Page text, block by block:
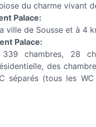
du charme vivant
Palace:
ville de Sousse et à 4
Palace:
339 chambres, 28
des
séparés (tous les